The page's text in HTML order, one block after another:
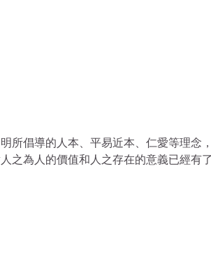
所倡導的人本、平易近本、仁愛等理念
之為人的價值和人之存在的意義已經有